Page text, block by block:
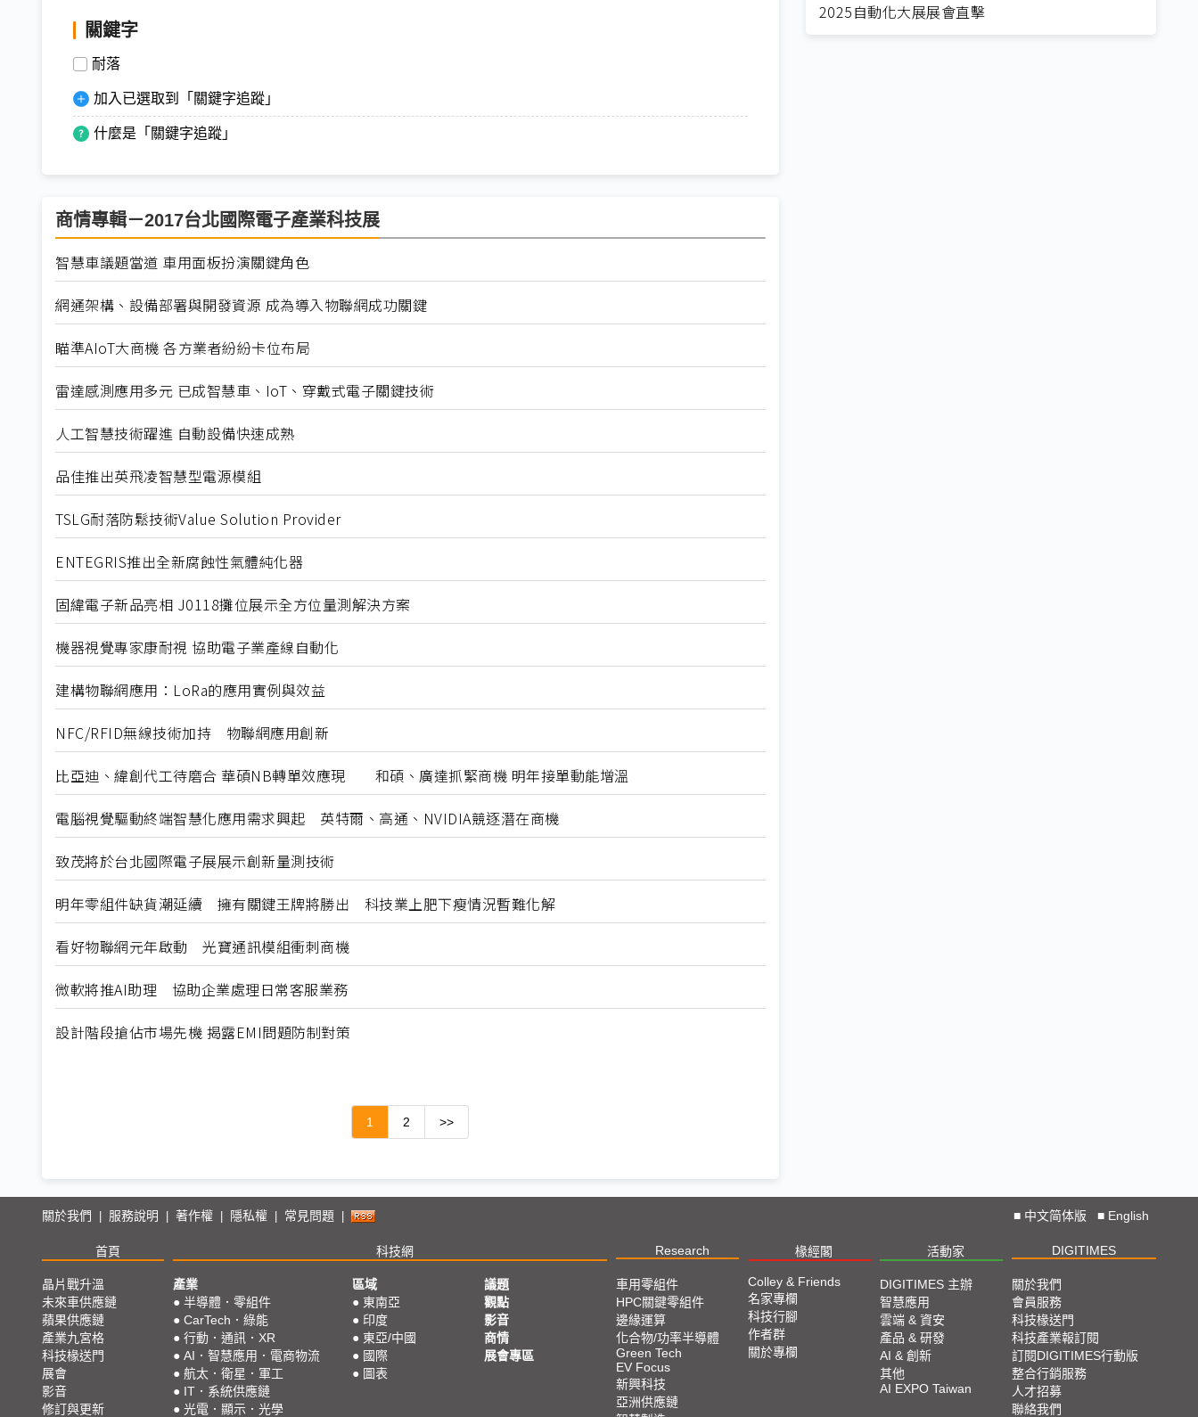
關鍵字
耐落
加入已選取到「關鍵字追蹤」
什麼是「關鍵字追蹤」
商情專輯－2017台北國際電子產業科技展
智慧車議題當道 車用面板扮演關鍵角色
網通架構、設備部署與開發資源 成為導入物聯網成功關鍵
瞄準AIoT大商機 各方業者紛紛卡位布局
雷達感測應用多元 已成智慧車、IoT、穿戴式電子關鍵技術
人工智慧技術躍進 自動設備快速成熟
品佳推出英飛凌智慧型電源模組
TSLG耐落防鬆技術Value Solution Provider
ENTEGRIS推出全新腐蝕性氣體純化器
固緯電子新品亮相 J0118攤位展示全方位量測解決方案
機器視覺專家康耐視 協助電子業產線自動化
建構物聯網應用：LoRa的應用實例與效益
NFC/RFID無線技術加持 物聯網應用創新
比亞迪、緯創代工待磨合 華碩NB轉單效應現 和碩、廣達抓緊商機 明年接單動能增溫
電腦視覺驅動終端智慧化應用需求興起 英特爾、高通、NVIDIA競逐潛在商機
致茂將於台北國際電子展展示創新量測技術
明年零組件缺貨潮延續 擁有關鍵王牌將勝出 科技業上肥下瘦情況暫難化解
看好物聯網元年啟動 光寶通訊模組衝刺商機
微軟將推AI助理 協助企業處理日常客服業務
設計階段搶佔市場先機 揭露EMI問題防制對策
1 2 >>
2025自動化大展展會直擊
關於我們 服務說明 著作權 隱私權 常見問題 ■ 中文简体版 ■ English
首頁 科技網 Research 椽經閣 活動家 DIGITIMES
晶片戰升溫
未來車供應鏈
蘋果供應鏈
產業九宮格
科技椽送門
展會
影音
修訂與更新
產業
● 半導體．零組件
● CarTech．綠能
● 行動．通訊．XR
● AI．智慧應用．電商物流
● 航太．衛星．軍工
● IT．系統供應鏈
● 光電．顯示．光學
區域
● 東南亞
● 印度
● 東亞/中國
● 國際
● 圖表
議題
觀點
影音
商情
展會專區
車用零組件
HPC關鍵零組件
邊緣運算
化合物/功率半導體
Green Tech
EV Focus
新興科技
亞洲供應鏈
Colley & Friends
名家專欄
科技行腳
作者群
關於專欄
DIGITIMES 主辦
智慧應用
雲端 & 資安
產品 & 研發
AI & 創新
其他
AI EXPO Taiwan
關於我們
會員服務
科技椽送門
科技產業報訂閱
訂閱DIGITIMES行動版
整合行銷服務
人才招募
聯絡我們